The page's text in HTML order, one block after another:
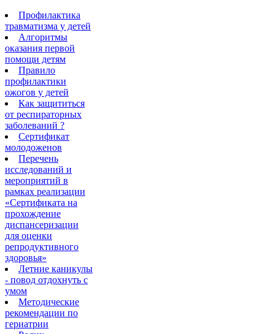
Профилактика
травматизма у детей
Алгоритмы
оказания первой
помощи детям
Правило
профилактики
ожогов у детей
Как защититься
от респираторных
заболеваний ?
Сертификат
молодоженов
Перечень
исследований и
мероприятий в
рамках реализации
«Сертификата на
прохождение
диспансеризации
для оценки
репродуктивного
здоровья»
Летние каникулы
- повод отдохнуть с
умом
Методические
рекомендации по
гериатрии